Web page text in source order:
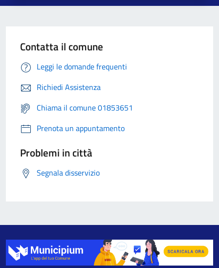
Contatta il comune
Leggi le domande frequenti
Richiedi Assistenza
Chiama il comune 01853651
Prenota un appuntamento
Problemi in città
Segnala disservizio